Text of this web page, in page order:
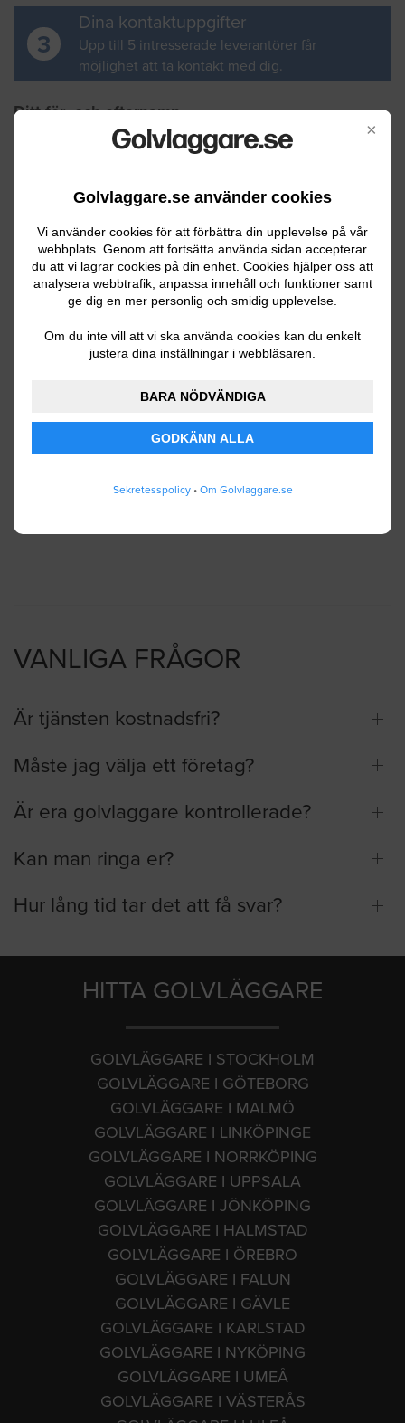
×
Golvlaggare.se använder cookies
Vi använder cookies för att förbättra din upplevelse på vår
webbplats. Genom att fortsätta använda sidan accepterar
du att vi lagrar cookies på din enhet. Cookies hjälper oss att
analysera webbtrafik, anpassa innehåll och funktioner samt
ge dig en mer personlig och smidig upplevelse.
Om du inte vill att vi ska använda cookies kan du enkelt
justera dina inställningar i webbläsaren.
BARA NÖDVÄNDIGA
GODKÄNN ALLA
Sekretesspolicy• Om Golvlaggare.se
3
Dina kontaktuppgifter
Upp till 5 intresserade leverantörer får
möjlighet att ta kontakt med dig.
Ditt för- och efternamn
Din e-postadress
Ditt telefonnummer
använder mina personuppgifter enligt
SKICKA IN
VANLIGA FRÅGOR
Är tjänsten kostnadsfri?
Måste jag välja ett företag?
Är era golvlaggare kontrollerade?
Kan man ringa er?
Hur lång tid tar det att få svar?
HITTA GOLVLÄGGARE
GOLVLÄGGARE I STOCKHOLM
GOLVLÄGGARE I GÖTEBORG
GOLVLÄGGARE I MALMÖ
GOLVLÄGGARE I LINKÖPINGE
GOLVLÄGGARE I NORRKÖPING
GOLVLÄGGARE I UPPSALA
GOLVLÄGGARE I JÖNKÖPING
GOLVLÄGGARE I HALMSTAD
GOLVLÄGGARE I ÖREBRO
GOLVLÄGGARE I FALUN
GOLVLÄGGARE I GÄVLE
GOLVLÄGGARE I KARLSTAD
GOLVLÄGGARE I NYKÖPING
GOLVLÄGGARE I UMEÅ
GOLVLÄGGARE I VÄSTERÅS